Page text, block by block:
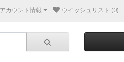
アカウント情報 ウイッシュリスト (0)